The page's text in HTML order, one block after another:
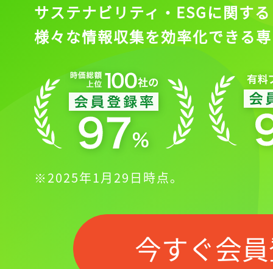
サステナビリティ・ESGに関する
様々な情報収集を効率化できる
※2025年1月29日時点。
今すぐ会